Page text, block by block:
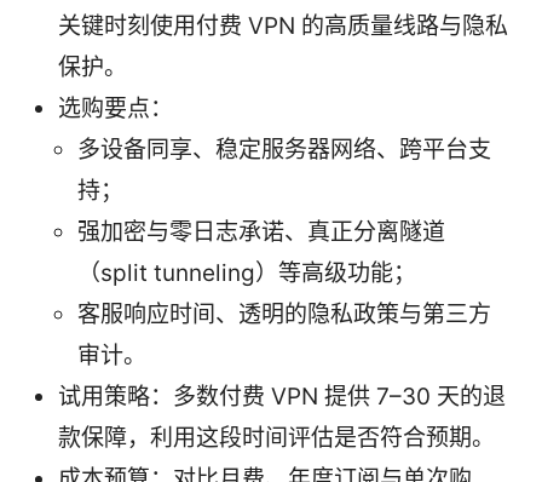
关键时刻使用付费 VPN 的高质量线路与隐私
保护。
选购要点：
多设备同享、稳定服务器网络、跨平台支
持；
强加密与零日志承诺、真正分离隧道
（split tunneling）等高级功能；
客服响应时间、透明的隐私政策与第三方
审计。
试用策略：多数付费 VPN 提供 7–30 天的退
款保障，利用这段时间评估是否符合预期。